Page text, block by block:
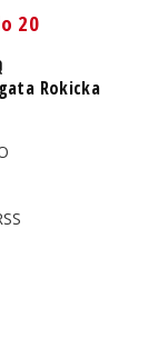
20
Rokicka